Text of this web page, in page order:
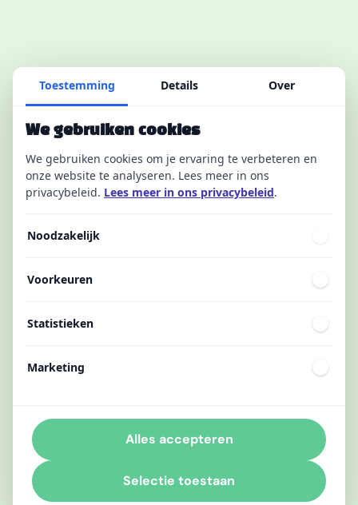
Toestemming Details Over
We gebruiken cookies
We gebruiken cookies om je ervaring te verbeteren en
onze website te analyseren. Lees meer in ons
privacybeleid. Lees meer in ons privacybeleid.
Noodzakelijk
Voorkeuren
Statistieken
Marketing
Selectie toestaan
Alles accepteren